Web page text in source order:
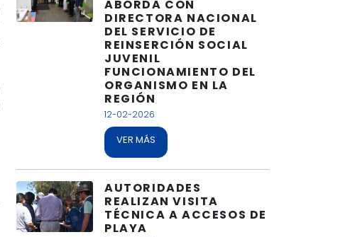
ABORDA CON
DIRECTORA NACIONAL
DEL SERVICIO DE
REINSERCIÓN SOCIAL
JUVENIL
FUNCIONAMIENTO DEL
ORGANISMO EN LA
REGIÓN
12-02-2026
VER MÁS
AUTORIDADES
REALIZAN VISITA
TÉCNICA A ACCESOS DE
PLAYA